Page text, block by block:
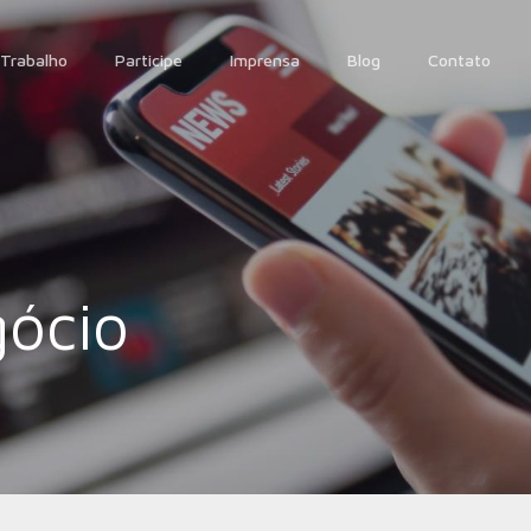
Participe Imprensa Blog Contato